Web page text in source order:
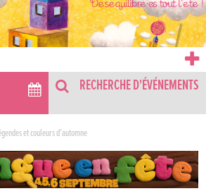
RECHERCHE D'ÉVÉNEMENTS
et couleurs d’automne